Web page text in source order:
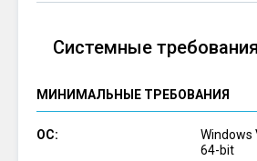
Системные
МИНИМАЛЬНЫЕ ТРЕБОВАНИЯ
ОС:
Windows
64-bit